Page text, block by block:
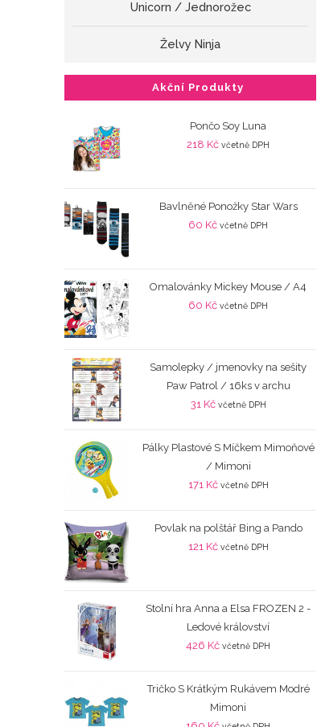
Unicorn / Jednorožec
Želvy Ninja
Akční Produkty
Pončo Soy Luna
218 Kč včetně DPH
Bavlněné Ponožky Star Wars
60 Kč včetně DPH
Omalovánky Mickey Mouse / A4
60 Kč včetně DPH
Samolepky / jmenovky na sešity
Paw Patrol / 16ks v archu
31 Kč včetně DPH
Pálky Plastové S Míčkem Mimoňové
/ Mimoni
171 Kč včetně DPH
Povlak na polštář Bing a Pando
121 Kč včetně DPH
Stolní hra Anna a Elsa FROZEN 2 -
Ledové království
426 Kč včetně DPH
Tričko S Krátkým Rukávem Modré
Mimoni